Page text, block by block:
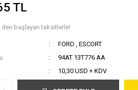
TL
den başlayan taksitlerle!
FORD , ESCORT
94AT 13T776 AA
10,30 USD + KDV